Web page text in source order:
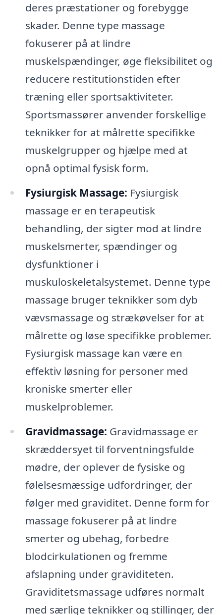
deres præstationer og forebygge
skader. Denne type massage
fokuserer på at lindre
muskelspændinger, øge fleksibilitet og
reducere restitutionstiden efter
træning eller sportsaktiviteter.
Sportsmassører anvender forskellige
teknikker for at målrette specifikke
muskelgrupper og hjælpe med at
opnå optimal fysisk form.
Fysiurgisk Massage: Fysiurgisk
massage er en terapeutisk
behandling, der sigter mod at lindre
muskelsmerter, spændinger og
dysfunktioner i
muskuloskeletalsystemet. Denne type
massage bruger teknikker som dyb
vævsmassage og strækøvelser for at
målrette og løse specifikke problemer.
Fysiurgisk massage kan være en
effektiv løsning for personer med
kroniske smerter eller
muskelproblemer.
Gravidmassage: Gravidmassage er
skræddersyet til forventningsfulde
mødre, der oplever de fysiske og
følelsesmæssige udfordringer, der
følger med graviditet. Denne form for
massage fokuserer på at lindre
smerter og ubehag, forbedre
blodcirkulationen og fremme
afslapning under graviditeten.
Graviditetsmassage udføres normalt
med særlige teknikker og stillinger, der